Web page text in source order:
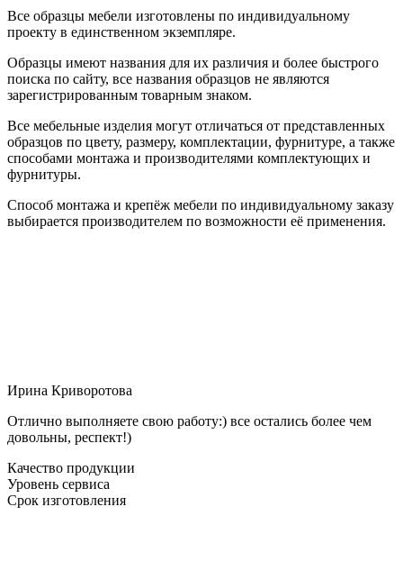
Все образцы мебели изготовлены по индивидуальному
проекту в единственном экземпляре.
Образцы имеют названия для их различия и более быстрого
поиска по сайту, все названия образцов не являются
зарегистрированным товарным знаком.
Все мебельные изделия могут отличаться от представленных
образцов по цвету, размеру, комплектации, фурнитуре, а также
способами монтажа и производителями комплектующих и
фурнитуры.
Способ монтажа и крепёж мебели по индивидуальному заказу
выбирается производителем по возможности её применения.
Ирина Криворотова
Отлично выполняете свою работу:) все остались более чем
довольны, респект!)
Качество продукции
Уровень сервиса
Срок изготовления